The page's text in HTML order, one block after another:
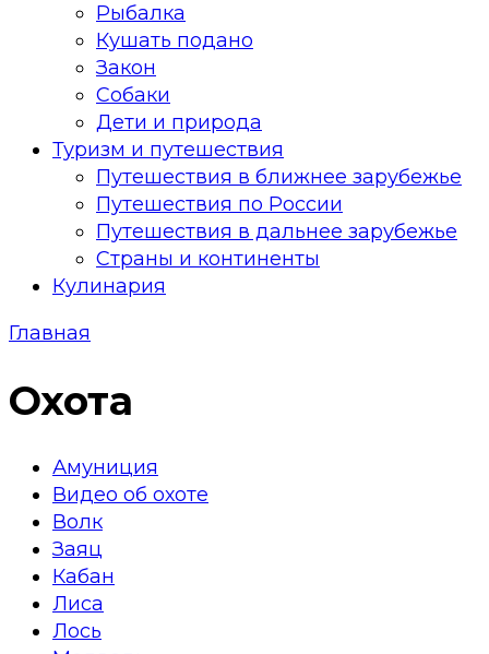
Рыбалка
Кушать подано
Закон
Собаки
Дети и природа
Туризм и путешествия
Путешествия в ближнее зарубежье
Путешествия по России
Путешествия в дальнее зарубежье
Страны и континенты
Кулинария
Главная
Охота
Амуниция
Видео об охоте
Волк
Заяц
Кабан
Лиса
Лось